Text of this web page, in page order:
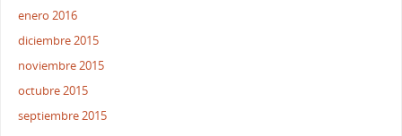
enero 2016
diciembre 2015
noviembre 2015
octubre 2015
septiembre 2015